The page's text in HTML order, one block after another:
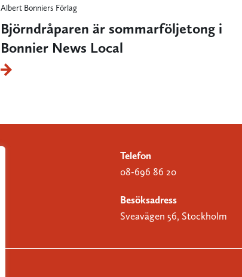
Albert Bonniers Förlag
Björndråparen är sommarföljetong i
Bonnier News Local
Telefon
08-696 86 20
Besöksadress
Sveavägen 56, Stockholm